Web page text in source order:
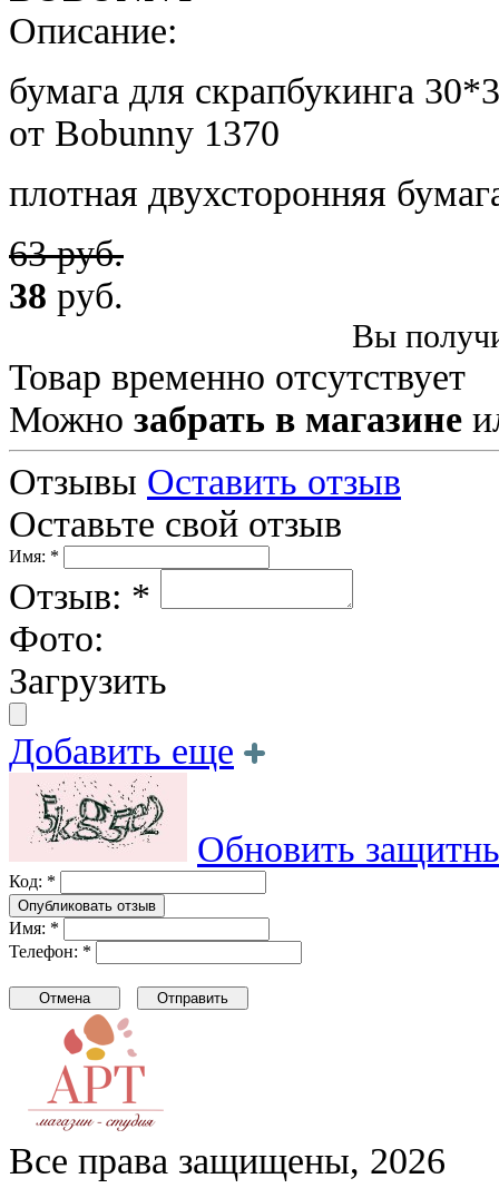
Описание:
бумага для скрапбукинга
от Bobunny 1370
плотная двухсторонняя
63 руб.
38 руб.
Вы
Товар временно отсутствует
Можно забрать в магазине
Отзывы Оставить отзыв
Оставьте свой отзыв
Имя: *
Отзыв: *
Фото:
Загрузить
Добавить еще
Обновить
Код: *
Имя: *
Телефон: *
Все права защищены, 2026